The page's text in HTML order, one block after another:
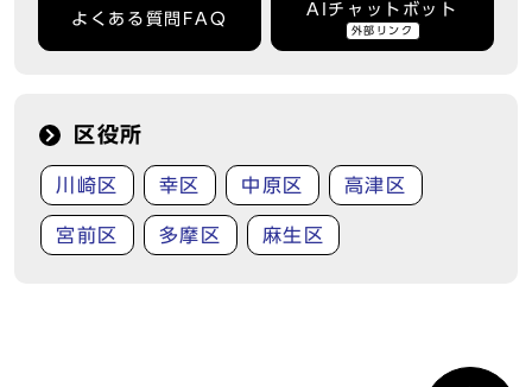
よくある質問FAQ
AIチャットボット
外部リンク
区役所
川崎区 幸区 中原区 高津区
宮前区 多摩区 麻生区